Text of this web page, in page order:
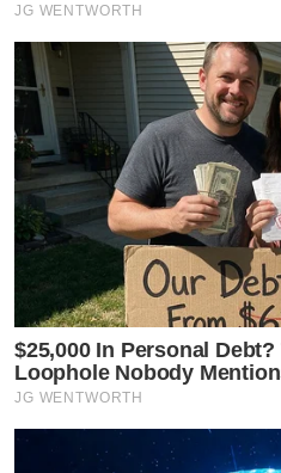
JG WENTWORTH
$25,000 In Personal
Loophole Nobody
JG WENTWORTH